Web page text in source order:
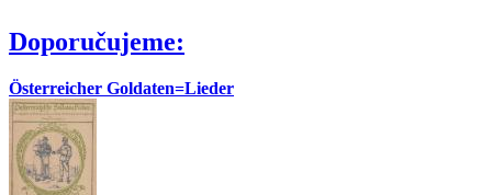
Doporučujeme:
Österreicher Goldaten=Lieder